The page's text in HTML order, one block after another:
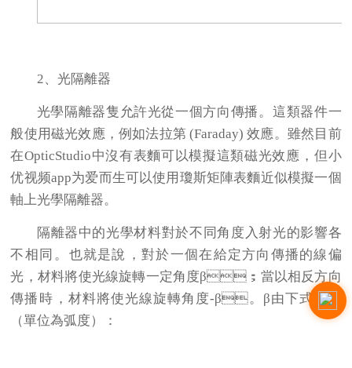
2、 光隔離器
光學隔離器隻允許光從一個方向傳播。這類器件一
般使用磁光效應，例如法拉第 (Faraday) 效應。雖然目前
在OpticStudio中沒有表麵可以模擬這類磁光效應，但小
优视频app为爱而生可以使用瓊斯矩陣表麵近似模擬一個
軸上光學隔離器。
隔離器中的光學材料對於不同角度入射光的影響各
不相同。也就是說，對於一個在給定方向傳播的線偏
光，材料將使光線旋轉一定角度β；當以相反方向
傳播時，材料將使光線旋轉角度-β。β由下式定義
（單位為弧度）：